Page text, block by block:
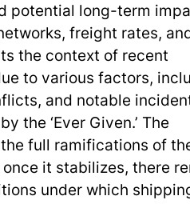
potential long-term
freight rates,
the context of recent
to various factors,
and notable
the ‘Ever Given.’ The
full ramifications of
it stabilizes, there
under which